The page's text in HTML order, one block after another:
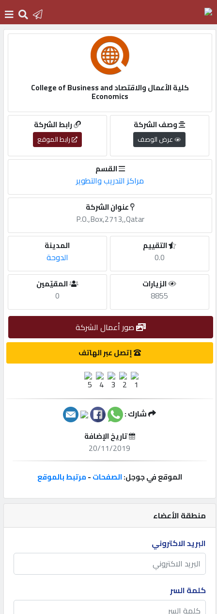
دخول
التسجيل
English
أضف
مطلوب
طلب
الاحصائيات
الأقسام
إعلانات
المنتدى
كيو
مزاد
منطقة الأعضاء
البريد الاكتروني
كلمة السر
كلية الأعمال والاقتصاد College of Business and
Economics
رابط الشركة
رابط الموقع
وصف الشركة
عرض الوصف
القسم
مراكز التدريب والتطوير
عنوان الشركة
P.O.,Box,2713,,Qatar
المدينة
الدوحة
التقييم
0.0
المقيّمين
0
الزيارات
8855
صور أعمال الشركة
إتصل عبر الهاتف
شارك :
تاريخ الإضافة
20/11/2019
الموقع في جوجل:الصفحات-مرتبط بالموقع